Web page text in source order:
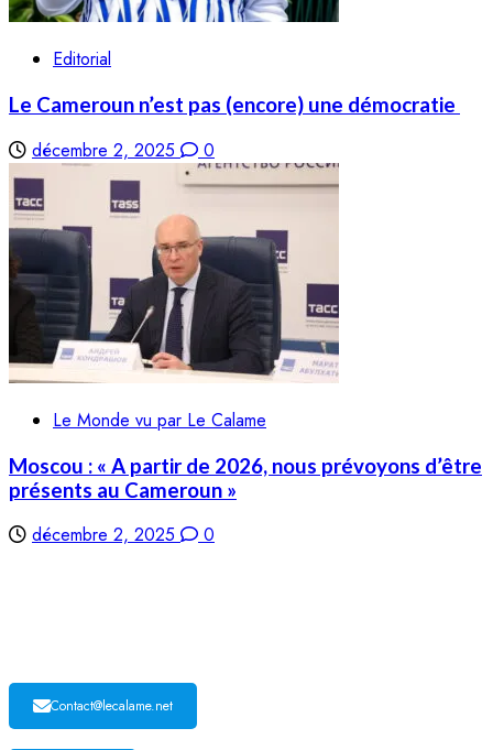
Editorial
Le Cameroun n’est pas (encore) une démocratie
décembre 2, 2025 0
Le Monde vu par Le Calame
Moscou : « A partir de 2026, nous prévoyons d’être
présents au Cameroun »
décembre 2, 2025 0
Contact@lecalame.net